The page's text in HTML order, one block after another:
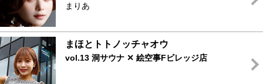
まりあ
まほとトトノッチャオウ
vol.13 洞サウナ ✕ 絵空事Fビレッジ店